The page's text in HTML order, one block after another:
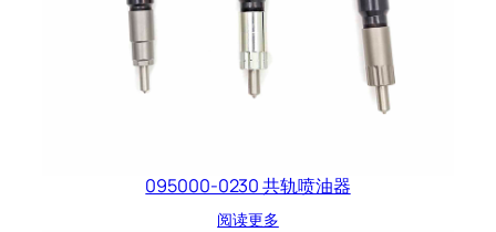
095000-0230 共轨喷油器
阅读更多